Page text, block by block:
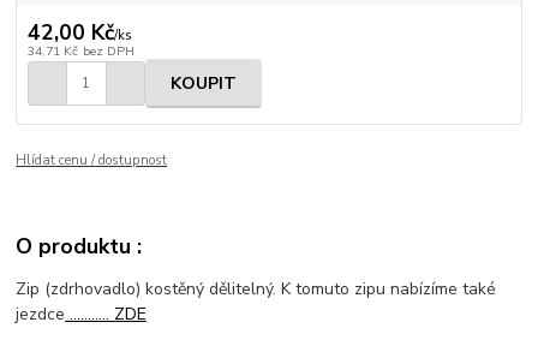
42,00 Kč/ks
34,71 Kč bez DPH
KOUPIT
Hlídat cenu / dostupnost
O produktu :
Zip (zdrhovadlo) kostěný dělitelný. K tomuto zipu nabízíme také
jezdce ........... ZDE